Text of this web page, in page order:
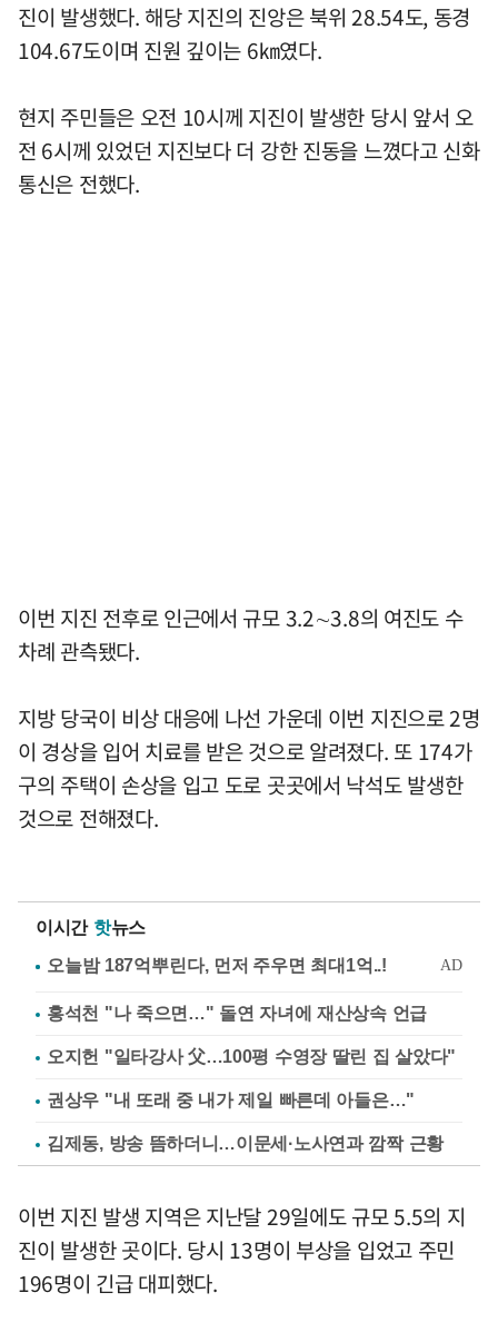
진이 발생했다. 해당 지진의 진앙은 북위 28.54도, 동경
104.67도이며 진원 깊이는 6㎞였다.
현지 주민들은 오전 10시께 지진이 발생한 당시 앞서 오
전 6시께 있었던 지진보다 더 강한 진동을 느꼈다고 신화
통신은 전했다.
이번 지진 전후로 인근에서 규모 3.2∼3.8의 여진도 수
차례 관측됐다.
지방 당국이 비상 대응에 나선 가운데 이번 지진으로 2명
이 경상을 입어 치료를 받은 것으로 알려졌다. 또 174가
구의 주택이 손상을 입고 도로 곳곳에서 낙석도 발생한
것으로 전해졌다.
이시간 핫뉴스
홍석천 "나 죽으면…" 돌연 자녀에 재산상속 언급
오지헌 "일타강사 父…100평 수영장 딸린 집 살았다"
권상우 "내 또래 중 내가 제일 빠른데 아들은…"
김제동, 방송 뜸하더니…이문세·노사연과 깜짝 근황
이번 지진 발생 지역은 지난달 29일에도 규모 5.5의 지
진이 발생한 곳이다. 당시 13명이 부상을 입었고 주민
196명이 긴급 대피했다.